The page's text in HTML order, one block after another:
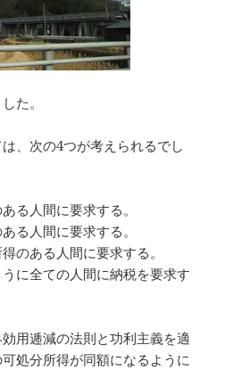
た。
、次の4つが考えられるでし
る人間に要求する。
る人間に要求する。
のある人間に要求する。
に全ての人間に納税を要求す
用逓減の法則と功利主義を適
処分所得が同額になるように